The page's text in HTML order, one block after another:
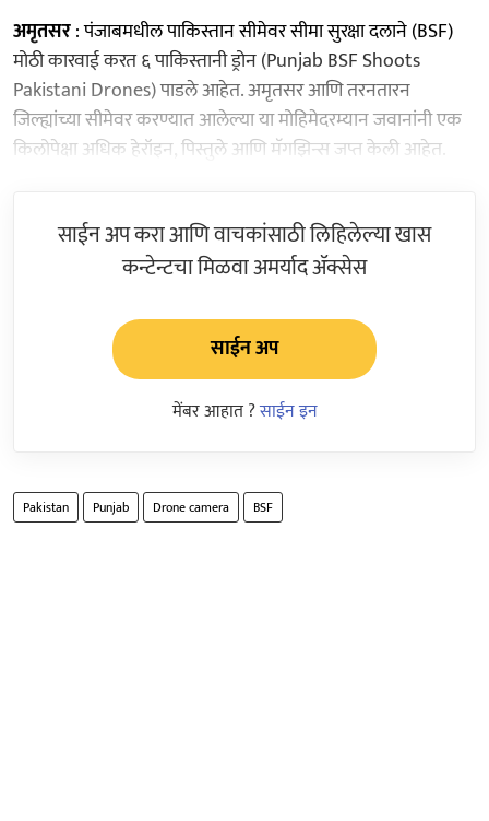
अमृतसर: पंजाबमधील पाकिस्तान सीमेवर सीमा सुरक्षा दलाने (BSF)
मोठी कारवाई करत ६ पाकिस्तानी ड्रोन (Punjab BSF Shoots
Pakistani Drones) पाडले आहेत. अमृतसर आणि तरनतारन
जिल्ह्यांच्या सीमेवर करण्यात आलेल्या या मोहिमेदरम्यान जवानांनी एक
किलोपेक्षा अधिक हेरॉइन, पिस्तुले आणि मॅगझिन्स जप्त केली आहेत.
साईन अप करा आणि वाचकांसाठी लिहिलेल्या खास
कन्टेन्टचा मिळवा अमर्याद ॲक्सेस
साईन अप
मेंबर आहात ?साईन इन
Pakistan Punjab Drone camera BSF